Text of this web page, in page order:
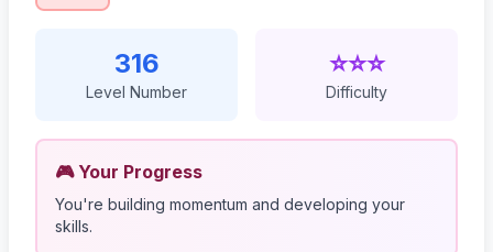
316
Level Number
⭐⭐⭐
Difficulty
🎮 Your Progress
You're building momentum and developing your
skills.